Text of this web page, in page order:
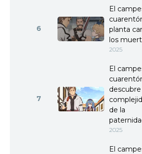
6
El
planta
los
2025
7
El
descubre
de la
2025
El